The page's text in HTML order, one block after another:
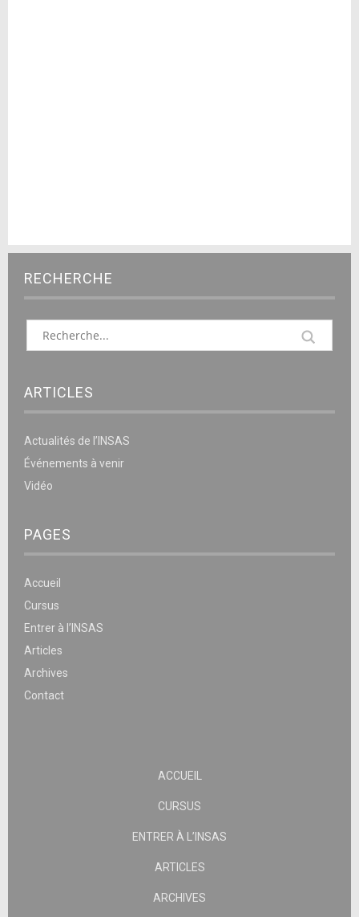
RECHERCHE
ARTICLES
Actualités de l’INSAS
Événements à venir
Vidéo
PAGES
Accueil
Cursus
Entrer à l’INSAS
Articles
Archives
Contact
ACCUEIL
CURSUS
ENTRER À L’INSAS
ARTICLES
ARCHIVES